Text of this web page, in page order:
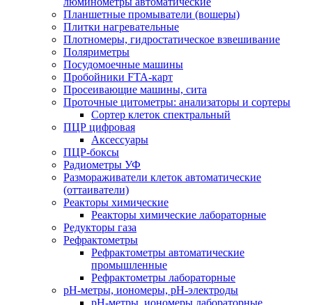
Планшетные промыватели (вошеры)
Плитки нагревательные
Плотномеры, гидростатическое взвешивание
Поляриметры
Посудомоечные машины
Пробойники FTA-карт
Просеивающие машины, сита
Проточные цитометры: анализаторы и сортеры
Сортер клеток спектральный
ПЦР цифровая
Аксессуары
ПЦР-боксы
Радиометры УФ
Размораживатели клеток автоматические
(оттаиватели)
Реакторы химические
Реакторы химические лабораторные
Редукторы газа
Рефрактометры
Рефрактометры автоматические
промышленные
Рефрактометры лабораторные
рН-метры, иономеры, рН-электроды
рН-метры, иономеры лабораторные